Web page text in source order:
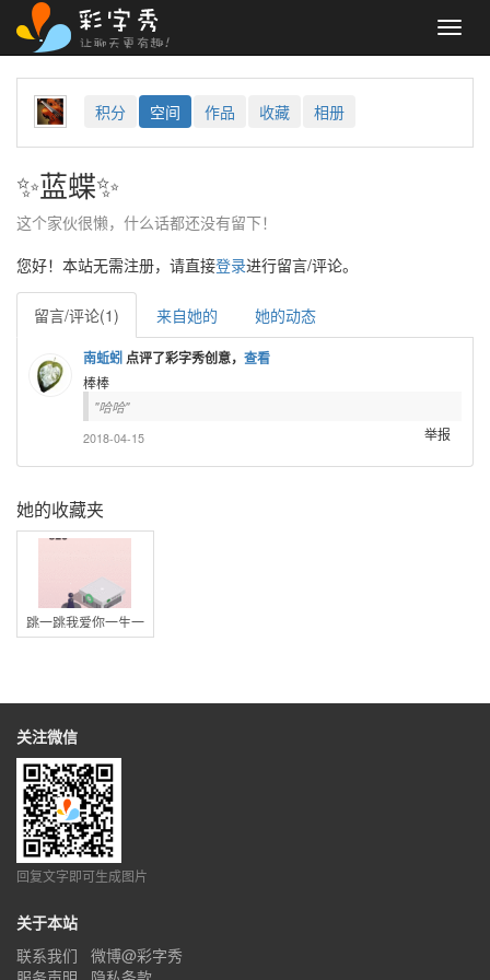
积分 空间 作品 收藏 相册
✨蓝蝶✨
这个家伙很懒，什么话都还没有留下！
您好！本站无需注册，请直接登录进行留言/评论。
留言/评论(1) 来自她的 她的动态
南蚯蚓 点评了彩字秀创意， 查看
棒棒
哈哈
举报
2018-04-15
她的收藏夹
跳一跳我爱你一生一
世
关注微信
回复文字即可生成图片
关于本站
联系我们
微博@彩字秀